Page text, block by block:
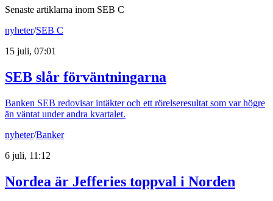
Senaste artiklarna inom SEB C
nyheter/SEB C
15 juli, 07:01
SEB slår förväntningarna
Banken SEB redovisar intäkter och ett rörelseresultat som var högre
än väntat under andra kvartalet.
nyheter/Banker
6 juli, 11:12
Nordea är Jefferies toppval i Norden